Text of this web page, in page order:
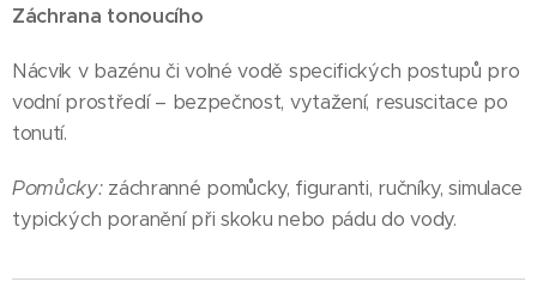
Záchrana tonoucího
Nácvik v bazénu či volné vodě specifických postupů pro
vodní prostředí – bezpečnost, vytažení, resuscitace po
tonutí.
Pomůcky:záchranné pomůcky, figuranti, ručníky, simulace
typických poranění při skoku nebo pádu do vody.